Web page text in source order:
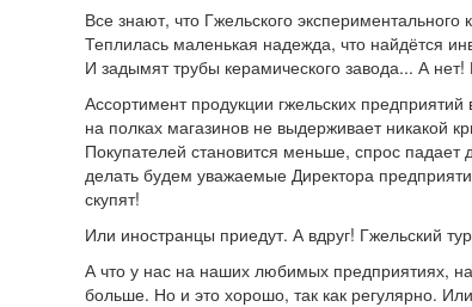
Все знают, что Гжельского
Теплилась маленькая надежда, что найдётся
И задымят трубы керамического завода... А
Ассортимент продукции гжельских
на полках магазинов не выдерживает никакой
Покупателей становится меньше, спрос
делать будем уважаемые Директора
скупят!
Или иностранцы приедут. А вдруг! Гжельский
А что у нас на наших любимых предприятиях,
больше. Но и это хорошо, так как регулярно.